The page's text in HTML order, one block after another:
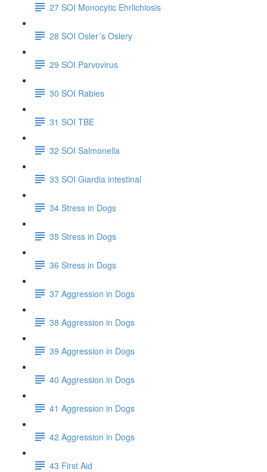
27 SOI Monocytic Ehrlichiosis
28 SOI Osler´s Oslery
29 SOI Parvovirus
30 SOI Rabies
31 SOI TBE
32 SOI Salmonella
33 SOI Giardia intestinal
34 Stress in Dogs
35 Stress in Dogs
36 Stress in Dogs
37 Aggression in Dogs
38 Aggression in Dogs
39 Aggression in Dogs
40 Aggression in Dogs
41 Aggression in Dogs
42 Aggression in Dogs
43 First Aid